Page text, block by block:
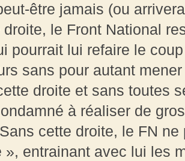
être jamais (ou
le Front National
pourrait lui refaire le
sans pour autant
droite et sans toutes
à réaliser de
cette droite, le FN ne
», entrainant avec lui les